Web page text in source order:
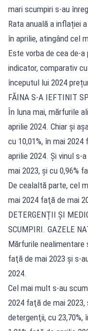
mari scumpiri s-au
Rata anuală a inflației
în aprilie, atingând cel
Este vorba de cea de-
indicator, comparativ
începutul lui 2024
FĂINA S-A IEFTINIT
În luna mai, mărfurile
aprilie 2024. Chiar și
cu 10,01%, în mai
aprilie 2024. Și vinul s-
mai 2023, şi cu 0,96%
De cealaltă parte, cel
mai 2024 faţă de mai
DETERGENȚII ȘI
SCUMPIRI. GAZELE
Mărfurile nealimentare
faţă de mai 2023 şi s-
2024.
Cel mai mult s-au
2024 faţă de mai 2023,
detergenţii, cu 23,70%,